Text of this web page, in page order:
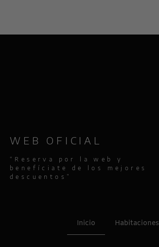
WEB OFICIAL
“Reserva por la web y
benefíciate de los mejores
descuentos”
Inicio Habitaciones